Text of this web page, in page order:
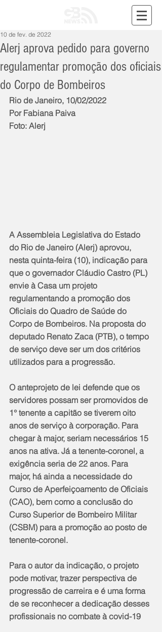
Alerj aprova pedido para governo
regulamentar promoção dos oficiais
do Corpo de Bombeiros
10 de fev. de 2022
Rio de Janeiro, 10/02/2022
Por Fabiana Paiva
Foto: Alerj
A Assembleia Legislativa do Estado
do Rio de Janeiro (Alerj) aprovou,
nesta quinta-feira (10), indicação para
que o governador Cláudio Castro (PL)
envie à Casa um projeto
regulamentando a promoção dos
Oficiais do Quadro de Saúde do
Corpo de Bombeiros. Na proposta do
deputado Renato Zaca (PTB), o tempo
de serviço deve ser um dos critérios
utilizados para a progressão.
O anteprojeto de lei defende que os
servidores possam ser promovidos de
1° tenente a capitão se tiverem oito
anos de serviço à corporação. Para
chegar à major, seriam necessários 15
anos na ativa. Já a tenente-coronel, a
exigência seria de 22 anos. Para
major, há ainda a necessidade do
Curso de Aperfeiçoamento de Oficiais
(CAO), bem como a conclusão do
Curso Superior de Bombeiro Militar
(CSBM) para a promoção ao posto de
tenente-coronel.
Para o autor da indicação, o projeto
pode motivar, trazer perspectiva de
progressão de carreira e é uma forma
de se reconhecer a dedicação desses
profissionais no combate à covid-19